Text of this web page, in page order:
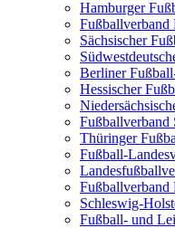
Hamburger
Fußballverband
Sächsischer
Berliner
Hessischer
Fußballverband
Thüringer
Fußball-
Fußballverband
Schleswig-
Fußball- und